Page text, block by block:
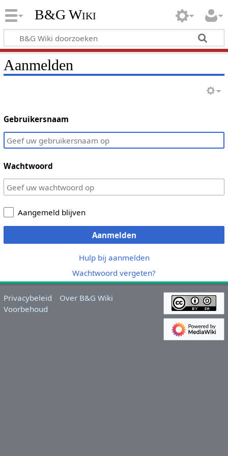
B&G Wiki
Aanmelden
Gebruikersnaam
Wachtwoord
Aangemeld blijven
Aanmelden
Hulp bij aanmelden
Wachtwoord vergeten?
Privacybeleid
Over B&G Wiki
Voorbehoud